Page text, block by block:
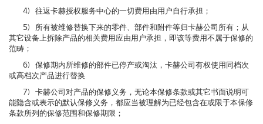
4) 往返卡赫授权服务中心的一切费用由用户自行承担；
5) 所有被维修替换下来的零件、部件和附件等归卡赫公司所有；从
其它设备上拆除产品的相关费用应由用户承担，即该等费用不属于保修的
范畴；
6) 保修期内所维修的部件已停产或淘汰，卡赫公司有权使用同档次
或高档次产品进行替换
7) 卡赫公司对产品的保修义务，无论本保修条款或其它书面说明可
能隐含或表示的默认保修义务，都应当被理解为已经包含在或限于本保修
条款所列的保修范围和保修期限；